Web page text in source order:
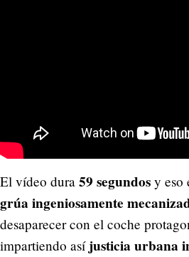
El vídeo dura 59 segundos y eso
grúa ingeniosamente
desaparecer con el coche
impartiendo así justicia urbana